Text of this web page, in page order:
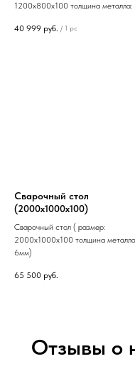
1200х800х100 толщина
40 999 руб. / 1 pc
Сварочный стол
(2000х1000х100)
Сварочный стол ( размер:
2000х1000х100 толщина
6мм)
65 500 руб.
Отзывы о